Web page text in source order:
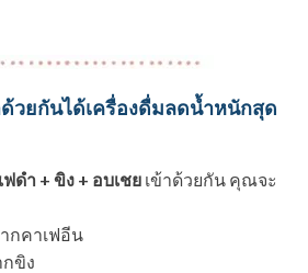
ด้วยกันได้เครื่องดื่มลดน้ำหนักสุด
ดำ + ขิง + อบเชย เข้าด้วยกัน คุณจะ
กคาเฟอีน
กขิง